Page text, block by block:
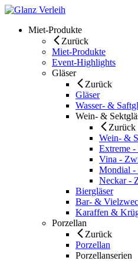
Skip
contentMiet-Produkte
Zurück
Miet-Produkte
Event-Highlights
Gläser
Zurück
Gläser
Wasser- &
Wein- &
Zurück
Wein- &
Extreme -
Vina -
Mondial -
Neckar -
Biergläser
Bar- &
Karaffen &
Porzellan
Zurück
Porzellan
Porzellanserien